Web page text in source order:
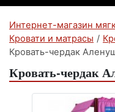
Интернет-магазин
Кровати и матрасы /
Кровать-чердак
Кровать-чердак